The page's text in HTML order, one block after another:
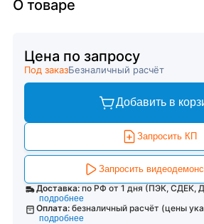
О товаре
Цена по запросу
Под заказБезналичный расчёт
Добавить в
Запросить КП
Запросить
Доставка: по РФ от 1 дня (ПЭК, СДЕК,
подробнее
Оплата: безналичный расчёт (цены
подробнее